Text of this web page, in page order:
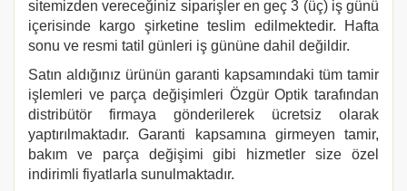
sitemizden vereceğiniz siparişler en geç 3 (üç) iş günü
içerisinde kargo şirketine teslim edilmektedir. Hafta
sonu ve resmi tatil günleri iş gününe dahil değildir.
Satın aldığınız ürünün garanti kapsamındaki tüm tamir
işlemleri ve parça değişimleri Özgür Optik tarafından
distribütör firmaya gönderilerek ücretsiz olarak
yaptırılmaktadır. Garanti kapsamına girmeyen tamir,
bakım ve parça değişimi gibi hizmetler size özel
indirimli fiyatlarla sunulmaktadır.